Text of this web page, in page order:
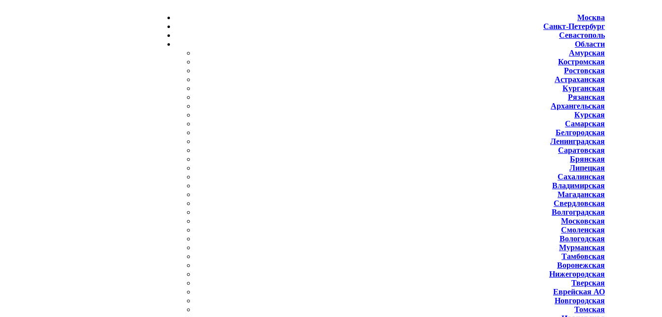
Москва
Санкт-Петербург
Севастополь
Области
Амурская
Костромская
Ростовская
Астраханская
Курганская
Рязанская
Архангельская
Курская
Самарская
Белгородская
Ленинградская
Саратовская
Брянская
Липецкая
Сахалинская
Владимирская
Магаданская
Свердловская
Волгоградская
Московская
Смоленская
Вологодская
Мурманская
Тамбовская
Воронежская
Нижегородская
Тверская
Еврейская АО
Новгородская
Томская